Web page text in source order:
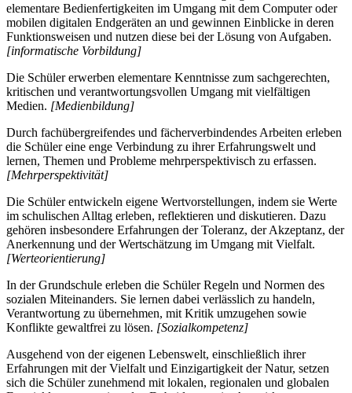
elementare Bedienfertigkeiten im Umgang mit dem Computer oder
mobilen digitalen Endgeräten an und gewinnen Einblicke in deren
Funktionsweisen und nutzen diese bei der Lösung von Aufgaben.
[informatische Vorbildung]
Die Schüler erwerben elementare Kenntnisse zum sachgerechten,
kritischen und verantwortungsvollen Umgang mit vielfältigen
Medien. [Medienbildung]
Durch fachübergreifendes und fächerverbindendes Arbeiten erleben
die Schüler eine enge Verbindung zu ihrer Erfahrungswelt und
lernen, Themen und Probleme mehrperspektivisch zu erfassen.
[Mehrperspektivität]
Die Schüler entwickeln eigene Wertvorstellungen, indem sie Werte
im schulischen Alltag erleben, reflektieren und diskutieren. Dazu
gehören insbesondere Erfahrungen der Toleranz, der Akzeptanz, der
Anerkennung und der Wertschätzung im Umgang mit Vielfalt.
[Werteorientierung]
In der Grundschule erleben die Schüler Regeln und Normen des
sozialen Miteinanders. Sie lernen dabei verlässlich zu handeln,
Verantwortung zu übernehmen, mit Kritik umzugehen sowie
Konflikte gewaltfrei zu lösen. [Sozialkompetenz]
Ausgehend von der eigenen Lebenswelt, einschließlich ihrer
Erfahrungen mit der Vielfalt und Einzigartigkeit der Natur, setzen
sich die Schüler zunehmend mit lokalen, regionalen und globalen